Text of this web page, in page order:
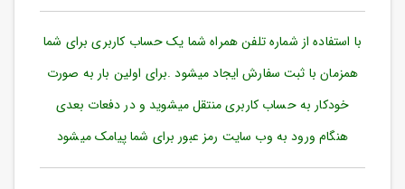
بازیابی
رمز
مندی
ها
با استفاده از شماره تلفن همراه شما یک حساب کاربری برای شما
همزمان با ثبت سفارش ایجاد میشود .برای اولین بار به صورت
خودکار به حساب کاربری منتقل میشوید و در دفعات بعدی
هنگام ورود به وب سایت رمز عبور برای شما پیامک میشود